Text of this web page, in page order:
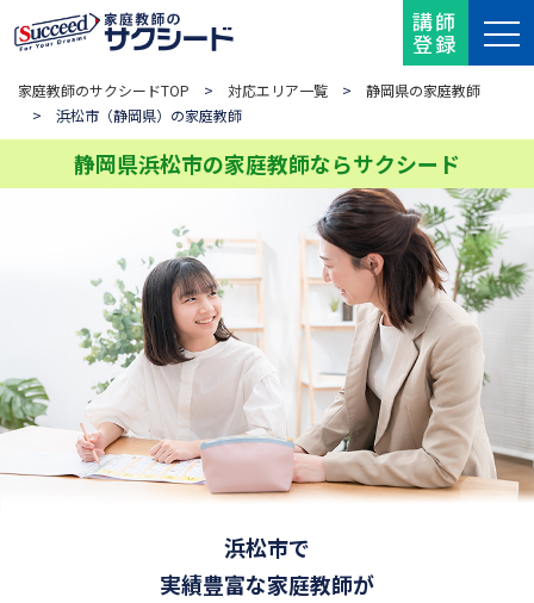
講師
登録
家庭教師のサクシードTOP > 対応エリア一覧 > 静岡県の家庭教師
> 浜松市（静岡県）の家庭教師
静岡県浜松市の家庭教師ならサクシード
浜松市で
実績豊富な家庭教師が